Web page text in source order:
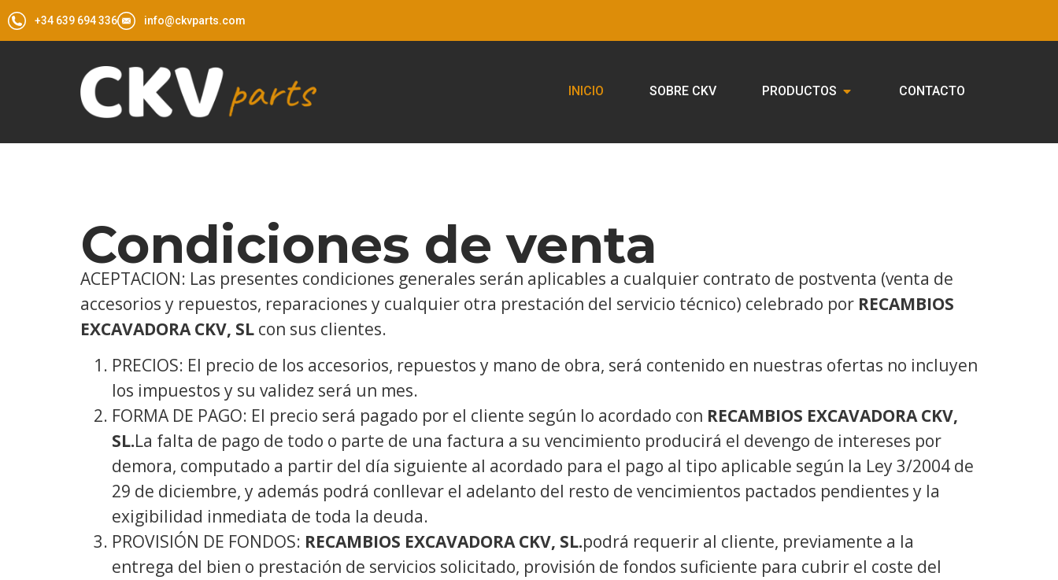
+34 639 694 336 info@ckvparts.com
INICIO SOBRE CKV PRODUCTOS CONTACTO
Condiciones de venta
ACEPTACION: Las presentes condiciones generales serán aplicables a cualquier contrato de postventa (venta de
accesorios y repuestos, reparaciones y cualquier otra prestación del servicio técnico) celebrado por RECAMBIOS
EXCAVADORA CKV, SL con sus clientes.
PRECIOS: El precio de los accesorios, repuestos y mano de obra, será contenido en nuestras ofertas no incluyen
los impuestos y su validez será un mes.
FORMA DE PAGO: El precio será pagado por el cliente según lo acordado con RECAMBIOS EXCAVADORA CKV,
SL.La falta de pago de todo o parte de una factura a su vencimiento producirá el devengo de intereses por
demora, computado a partir del día siguiente al acordado para el pago al tipo aplicable según la Ley 3/2004 de
29 de diciembre, y además podrá conllevar el adelanto del resto de vencimientos pactados pendientes y la
exigibilidad inmediata de toda la deuda.
PROVISIÓN DE FONDOS: RECAMBIOS EXCAVADORA CKV, SL.podrá requerir al cliente, previamente a la
entrega del bien o prestación de servicios solicitado, provisión de fondos suficiente para cubrir el coste del